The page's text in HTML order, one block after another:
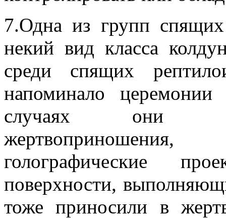
7.Одна из групп
некий вид класса
среди спящих
напоминало
случаях они
голографические
поверхности,
тоже приносили в